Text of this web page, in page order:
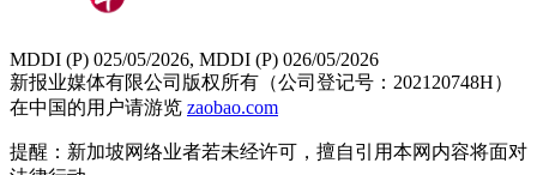
MDDI (P) 025/05/2026, MDDI (P) 026/05/2026
新报业媒体有限公司版权所有（公司登记号：202120748H）
在中国的用户请游览 zaobao.com
提醒：新加坡网络业者若未经许可，擅自引用本网内容将面对